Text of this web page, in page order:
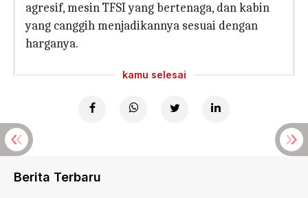
agresif, mesin TFSI yang bertenaga, dan kabin
yang canggih menjadikannya sesuai dengan
harganya.
kamu selesai
Berita Terbaru